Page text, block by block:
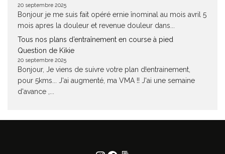
20 septembre 2025
Bonjour je me suis fait opéré ernie înominal au mois avril 5
mois apres la douleur et revenue douleur dans...
Tous nos plans d’entraînement en course à pied
Question de Kikie
20 septembre 2025
Bonjour, Je viens de suivre votre plan d!entrainement,
pour 5kms... J'ai augmenté, ma VMA !! J'ai une semaine
d'avance ,...